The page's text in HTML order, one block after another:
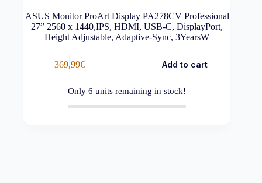
ASUS Monitor ProArt Display PA278CV Professional
27” 2560 x 1440,IPS, HDMI, USB-C, DisplayPort,
Height Adjustable, Adaptive-Sync, 3YearsW
369,99€ Add to cart
Only6 units remaining in stock!